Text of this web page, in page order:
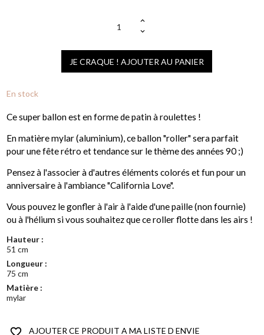
JE CRAQUE ! AJOUTER AU PANIER
En stock
Ce super ballon est en forme de patin à roulettes !
En matière mylar (aluminium), ce ballon "roller" sera parfait
pour une fête rétro et tendance sur le thème des années 90 ;)
Pensez à l'associer à d'autres éléments colorés et fun pour un
anniversaire à l'ambiance "California Love".
Vous pouvez le gonfler à l'air à l'aide d'une paille (non fournie)
ou à l'hélium si vous souhaitez que ce roller flotte dans les airs !
Hauteur :
51 cm
Longueur :
75 cm
Matière :
mylar
favorite_border AJOUTER CE PRODUIT A MA LISTE D ENVIE